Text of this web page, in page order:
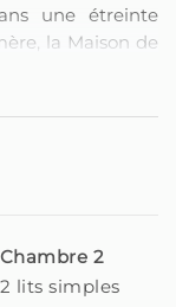
une étreinte
la Maison de
est
conçue pour
de qualité.
Chambre 2
2 lits simples